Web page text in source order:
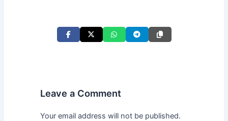
Leave a Comment
Your email address will not be published.